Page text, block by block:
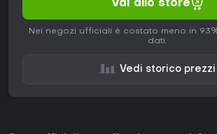
Vai allo store
Nei negozi ufficiali è costato meno in
dati.
Vedi storico prezzi